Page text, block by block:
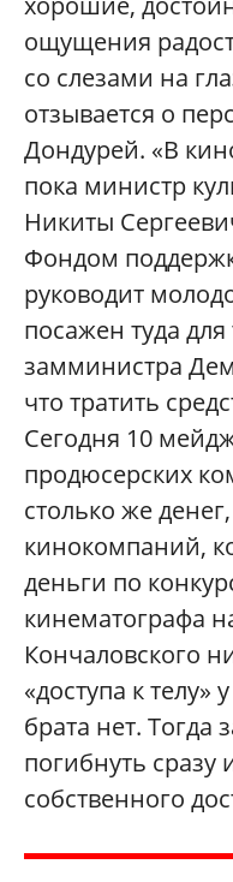
ощущения
со слезами на
отзывается о
Дондурей. «В
пока министр
Никиты
Фондом
руководит
посажен туда
замминистра
что тратить
Сегодня 10
продюсерских
столько же
кинокомпаний,
деньги по
кинематографа
Кончаловского
«доступа к телу»
брата нет. Тогда
погибнуть сразу
собственного